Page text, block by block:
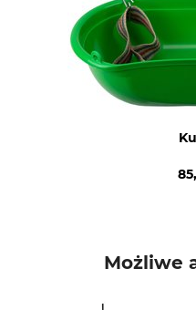
Wysokość rośliny do
Typ produktu
Możliwe